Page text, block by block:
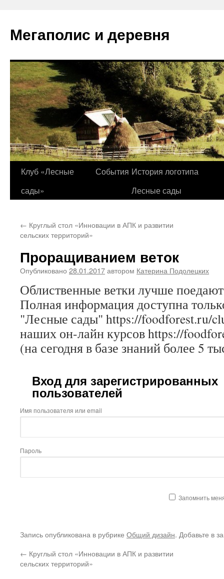
содержимому
Мегаполис и деревня
Клуб «Лесные
сады»
События История логотипа
Лесные сады
← Круглый стол «Инновации в АПК и развитии
сельских территорий»
Проращиванием веток
Опубликовано 28.01.2017автором Катерина Подолецких
Облиственные ветки лучше
Полная информация доступна
"Лесные сады" https://foodforest.ru/
наших он-лайн курсов https://
(на сегодня в базе знаний более 5
Вход для зарегистрированных
пользователей
Имя пользователя или email
Пароль
Запомнить
Запись опубликована в рубрике Общий дизайн. Добавьте в
← Круглый стол «Инновации в АПК и развитии
сельских территорий»